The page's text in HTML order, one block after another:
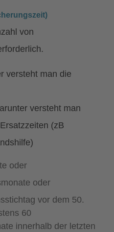
von
versteht man die
versteht man
(zB
oder
oder
vor dem 50.
60
innerhalb der letzten